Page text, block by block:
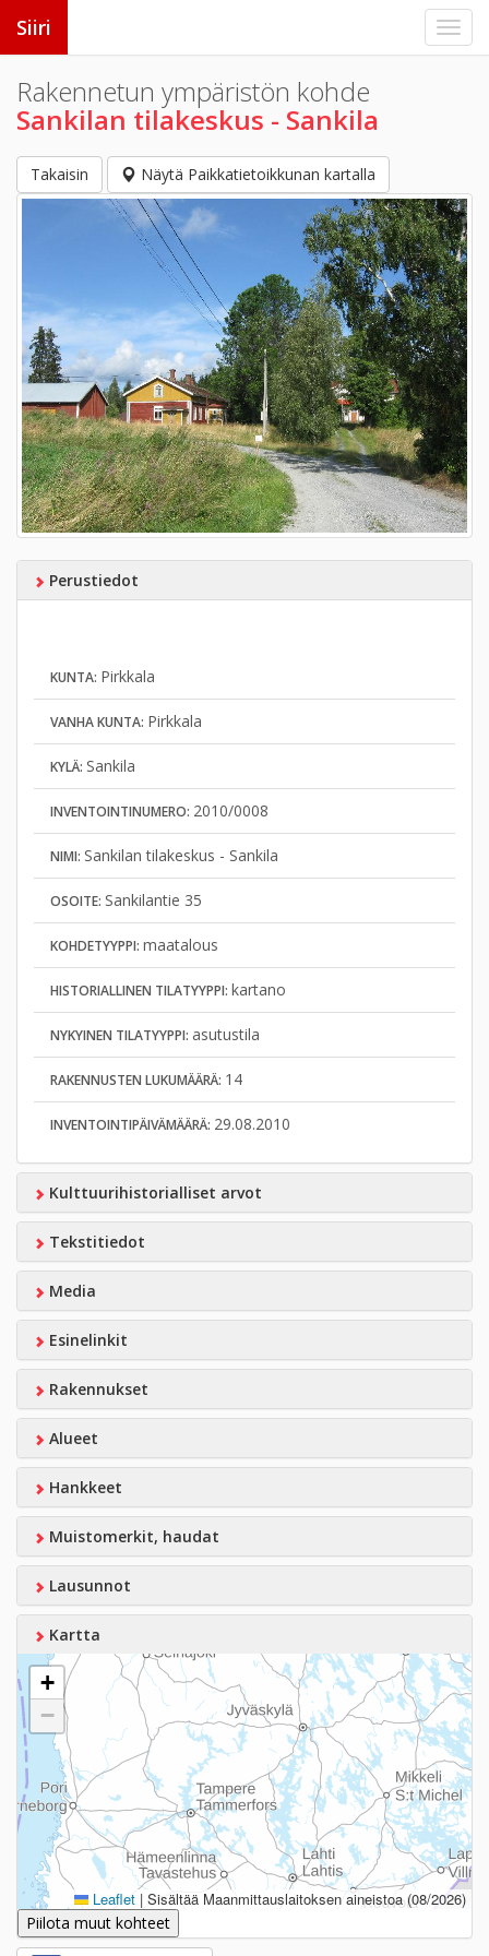
Siiri
Rakennetun ympäristön kohde
Sankilan tilakeskus - Sankila
Takaisin Näytä Paikkatietoikkunan kartalla
Perustiedot
KUNTA: Pirkkala
VANHA KUNTA: Pirkkala
KYLÄ: Sankila
INVENTOINTINUMERO: 2010/0008
NIMI: Sankilan tilakeskus - Sankila
OSOITE: Sankilantie 35
KOHDETYYPPI: maatalous
HISTORIALLINEN TILATYYPPI: kartano
NYKYINEN TILATYYPPI: asutustila
RAKENNUSTEN LUKUMÄÄRÄ: 14
INVENTOINTIPÄIVÄMÄÄRÄ: 29.08.2010
Kulttuurihistorialliset arvot
Tekstitiedot
Media
Esinelinkit
Rakennukset
Alueet
Hankkeet
Muistomerkit, haudat
Lausunnot
Kartta
+
−
Leaflet | Sisältää Maanmittauslaitoksen aineistoa (08/2026)
Piilota muut kohteet